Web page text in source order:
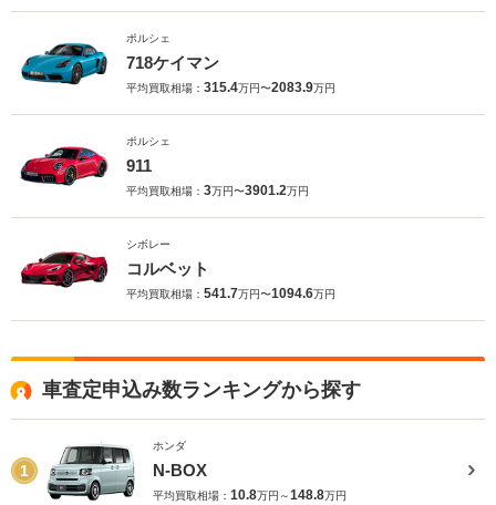
ポルシェ
718ケイマン
平均買取相場： 315.4万円〜2083.9万円
ポルシェ
911
平均買取相場： 3万円〜3901.2万円
シボレー
コルベット
平均買取相場： 541.7万円〜1094.6万円
車査定申込み数ランキングから探す
1
ホンダ
N-BOX
平均買取相場： 10.8万円～148.8万円